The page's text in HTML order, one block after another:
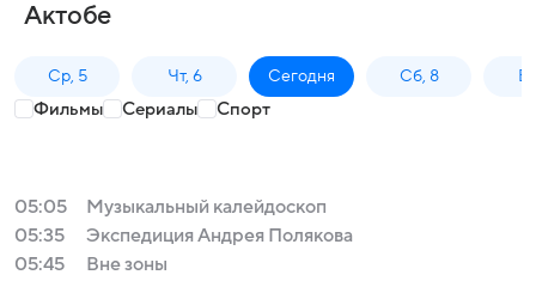
Актобе
Ср, 5 Чт, 6 Сегодня Сб, 8
Фильмы Сериалы Спорт
05:05
Музыкальный калейдоскоп
05:35
Экспедиция Андрея Полякова
05:45
Вне зоны